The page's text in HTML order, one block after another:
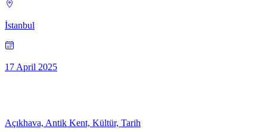
İstanbul
17 April 2025
Açıkhava, Antik Kent, Kültür, Tarih